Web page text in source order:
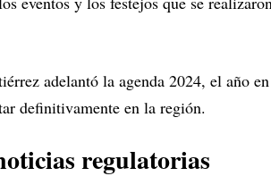
adelantó la agenda 2024, el año
definitivamente en la región.
regulatorias